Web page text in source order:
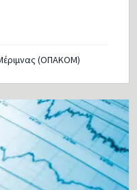
(ΟΠΑΚΟΜ)